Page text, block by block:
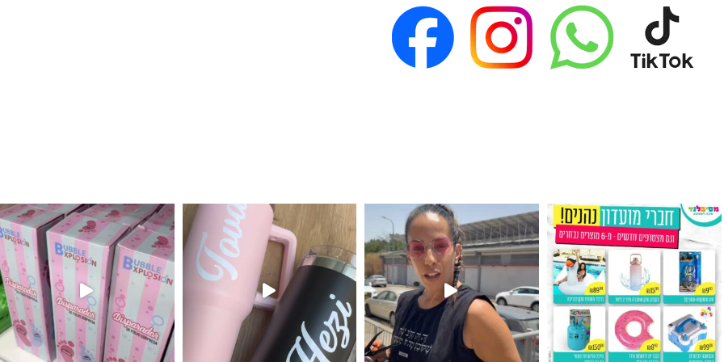
מין העובר רק במסיבלנד !! קיים
כוס נירוסטה ענקית שכול אחד צריך! קיימת באתר ובסניהמוצר הכי מבוקש שלנו מטף לגילוי מין העובר חזר למלא